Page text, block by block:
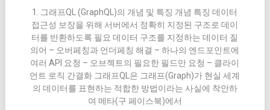
1. 그래프QL (GraphQL)의 개념 및 특징 개념 특징 데이터
접근성 보장을 위해 서버에서 정확히 지정된 구조로 데이
터를 반환하도록 필요 데이터 구조를 지정하는 데이터 질
의어 – 오버페칭과 언더페칭 해결 – 하나의 엔드포인트에
여러 API 요청 – 오브젝트의 필요한 필드만 요청 – 클라이
언트 로직 간결화 그래프QL은 그래프(Graph)가 현실 세계
의 데이터를 표현하는 적합한 방법이라는 사실에 착안하
여 메타(구 페이스북)에서